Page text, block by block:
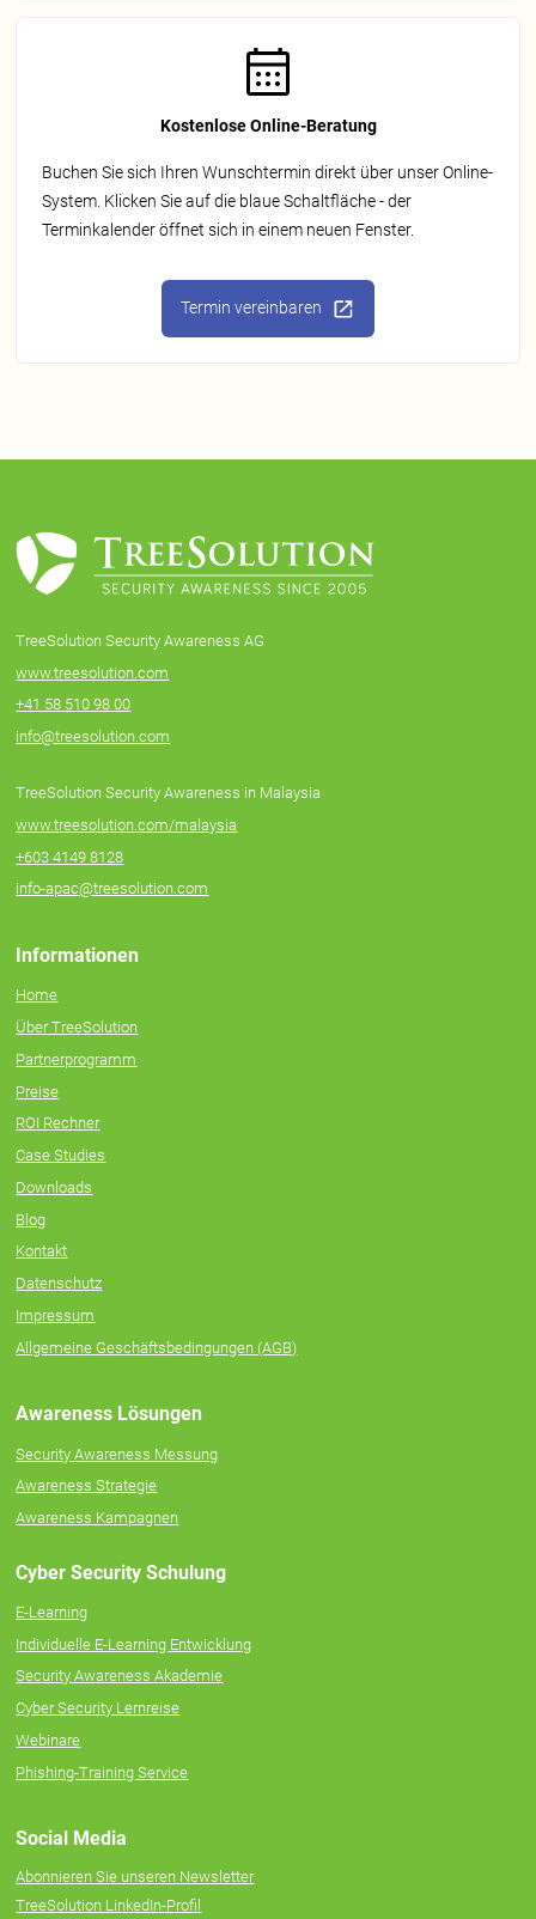
Kostenlose Online-Beratung
Buchen Sie sich Ihren Wunschtermin direkt über unser Online-
System. Klicken Sie auf die blaue Schaltfläche - der
Terminkalender öffnet sich in einem neuen Fenster.
Termin vereinbaren
TreeSolution Security Awareness AG
www.treesolution.com
+41 58 510 98 00
info@treesolution.com
TreeSolution Security Awareness in Malaysia
www.treesolution.com/malaysia
+603 4149 8128
info-apac@treesolution.com
Informationen
Home
Über TreeSolution
Partnerprogramm
Preise
ROI Rechner
Case Studies
Downloads
Blog
Kontakt
Datenschutz
Impressum
Allgemeine Geschäftsbedingungen (AGB)
Awareness Lösungen
Security Awareness Messung
Awareness Strategie
Awareness Kampagnen
Cyber Security Schulung
E-Learning
Individuelle E‑Learning Entwicklung
Security Awareness Akademie
Cyber Security Lernreise
Webinare
Phishing-Training Service
Social Media
Abonnieren Sie unseren Newsletter
TreeSolution LinkedIn-Profil